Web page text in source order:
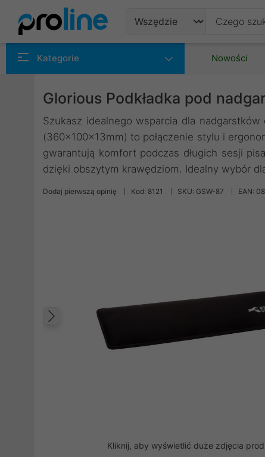
Kategorie
Kategorie Nowości
Glorious Podkładka pod
Szukasz idealnego wsparcia dla
(360x100x13mm) to połączenie stylu i
gwarantują komfort podczas długich sesji
dzięki obszytym krawędziom. Idealny wybór
Dodaj pierwszą opinię Kod: 8121 SKU: GSW-87 EAN:
Poprzedni
Kliknij, aby wyświetlić duże zdjęcia